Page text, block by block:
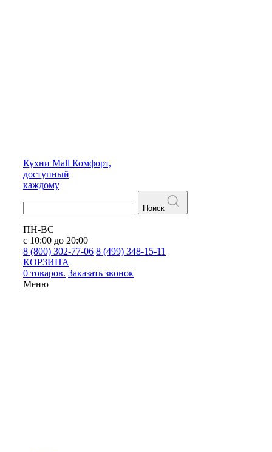
Кухни Mall Комфорт,
доступный
каждому
Поиск
ПН-ВС
с 10:00 до 20:00
8 (800) 302-77-06 8 (499) 348-15-11
КОРЗИНА
0 товаров. Заказать звонок
Меню